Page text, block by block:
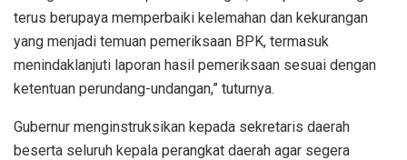
terus berupaya memperbaiki kelemahan dan kekurangan
yang menjadi temuan pemeriksaan BPK, termasuk
menindaklanjuti laporan hasil pemeriksaan sesuai dengan
ketentuan perundang-undangan,” tuturnya.
Gubernur menginstruksikan kepada sekretaris daerah
beserta seluruh kepala perangkat daerah agar segera